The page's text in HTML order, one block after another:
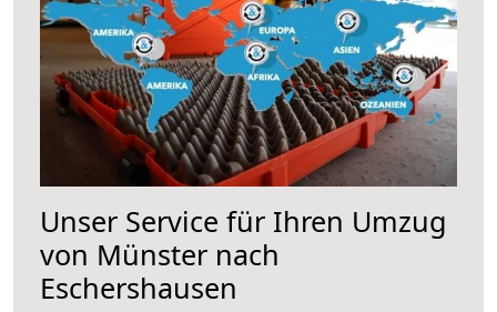
Unser Service für Ihren Umzug
von Münster nach
Eschershausen